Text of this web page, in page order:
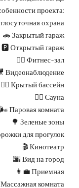
проекта:
охрана
🚗 Закрытый гараж
🅿️ Открытый гараж
🏋️‍♀️ Фитнес-зал
Видеонаблюдение
🏊‍♀️ Крытый бассейн
🧖‍♀️ Сауна
🌬 Паровая комната
🌳 Зеленые зоны
для прогулок
🎬 Кинотеатр
🌆 Вид на город
👩‍💼 Приемная
Массажная комната